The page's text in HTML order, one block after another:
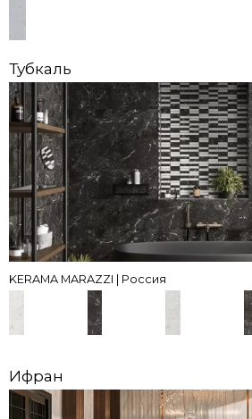
Тубкаль
KERAMA MARAZZI | Россия
Ифран